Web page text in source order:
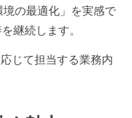
境の最適化」を実感で
継続します。
じて担当する業務内